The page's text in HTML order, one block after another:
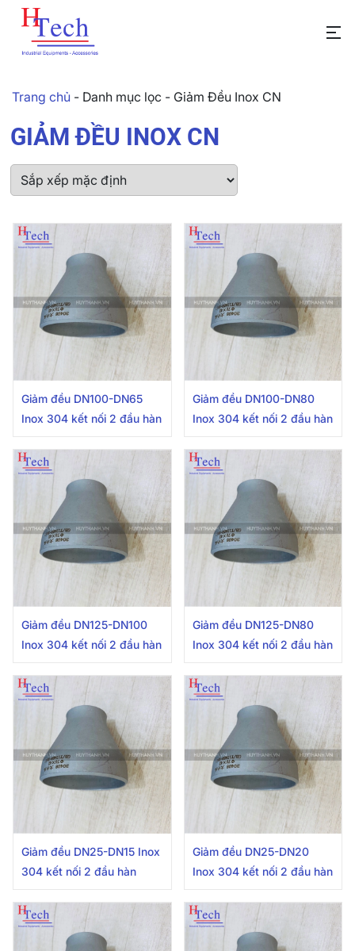
Trang chủ - Danh mục lọc - Giảm Đều Inox CN
GIẢM ĐỀU INOX CN
Giảm đều DN100-DN65
Inox 304 kết nối 2 đầu hàn
Giảm đều DN100-DN80
Inox 304 kết nối 2 đầu hàn
Giảm đều DN125-DN100
Inox 304 kết nối 2 đầu hàn
Giảm đều DN125-DN80
Inox 304 kết nối 2 đầu hàn
Giảm đều DN25-DN15 Inox
304 kết nối 2 đầu hàn
Giảm đều DN25-DN20
Inox 304 kết nối 2 đầu hàn